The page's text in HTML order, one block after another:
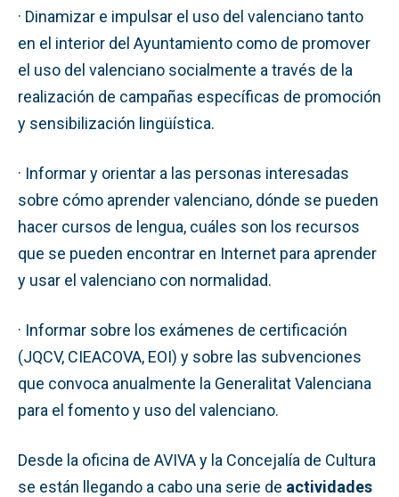
· Dinamizar e impulsar el uso del valenciano tanto
en el interior del Ayuntamiento como de promover
el uso del valenciano socialmente a través de la
realización de campañas específicas de promoción
y sensibilización lingüística.
· Informar y orientar a las personas interesadas
sobre cómo aprender valenciano, dónde se pueden
hacer cursos de lengua, cuáles son los recursos
que se pueden encontrar en Internet para aprender
y usar el valenciano con normalidad.
· Informar sobre los exámenes de certificación
(JQCV, CIEACOVA, EOI) y sobre las subvenciones
que convoca anualmente la Generalitat Valenciana
para el fomento y uso del valenciano.
Desde la oficina de AVIVA y la Concejalía de Cultura
se están llegando a cabo una serie de actividades